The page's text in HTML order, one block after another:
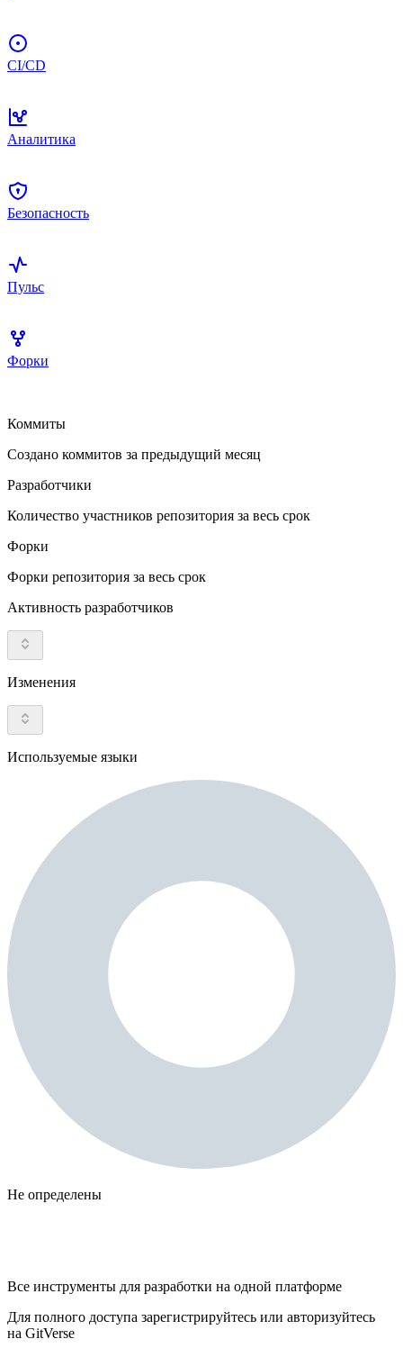
CI/CD
Аналитика
Безопасность
Пульс
Форки
Коммиты
Создано коммитов за предыдущий месяц
Разработчики
Количество участников репозитория за весь срок
Форки
Форки репозитория за весь срок
Активность разработчиков
Изменения
Используемые языки
Не определены
Все инструменты для разработки на одной платформе
Для полного доступа зарегистрируйтесь или авторизуйтесь
на GitVerse